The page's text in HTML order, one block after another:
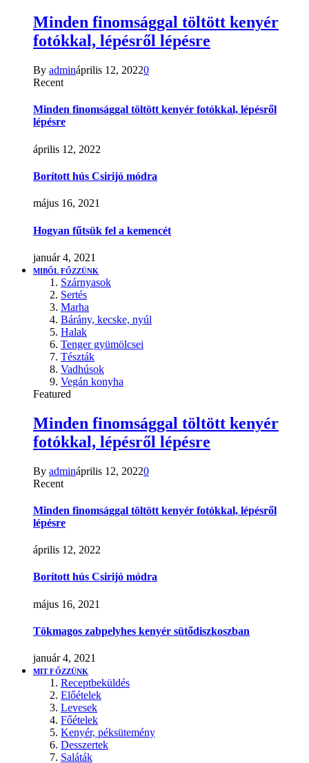
Minden finomsággal töltött kenyér
fotókkal, lépésről lépésre
By admináprilis 12, 20220
Recent
Minden finomsággal töltött kenyér fotókkal, lépésről
lépésre
április 12, 2022
Borított hús Csirijó módra
május 16, 2021
Hogyan fűtsük fel a kemencét
január 4, 2021
MIBŐL FŐZZÜNK
Szárnyasok
Sertés
Marha
Bárány, kecske, nyúl
Halak
Tenger gyümölcsei
Tészták
Vadhúsok
Vegán konyha
Featured
Minden finomsággal töltött kenyér
fotókkal, lépésről lépésre
By admináprilis 12, 20220
Recent
Minden finomsággal töltött kenyér fotókkal, lépésről
lépésre
április 12, 2022
Borított hús Csirijó módra
május 16, 2021
Tökmagos zabpelyhes kenyér sütődiszkoszban
január 4, 2021
MIT FŐZZÜNK
Receptbeküldés
Előételek
Levesek
Főételek
Kenyér, péksütemény
Desszertek
Saláták